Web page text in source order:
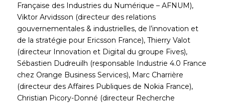
Française des Industries du Numérique – AFNUM),
Viktor Arvidsson (directeur des relations
gouvernementales & industrielles, de l’innovation et
de la stratégie pour Ericsson France), Thierry Valot
(directeur Innovation et Digital du groupe Fives),
Sébastien Dudreuilh (responsable Industrie 4.0 France
chez Orange Business Services), Marc Charrière
(directeur des Affaires Publiques de Nokia France),
Christian Picory-Donné (directeur Recherche